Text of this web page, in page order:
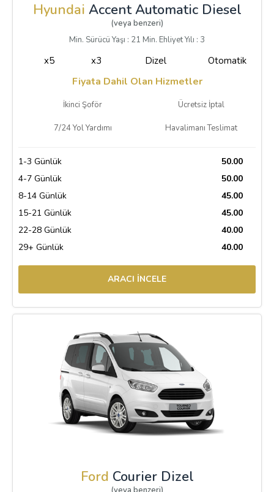
Hyundai Accent Automatic Diesel
(veya benzeri)
Min. Sürücü Yaşı : 21 Min. Ehliyet Yılı : 3
x5 x3 Dizel Otomatik
Fiyata Dahil Olan Hizmetler
İkinci Şoför Ücretsiz İptal
7/24 Yol Yardımı Havalimanı Teslimat
1-3 Günlük
50.00
4-7 Günlük
50.00
8-14 Günlük
45.00
15-21 Günlük
45.00
22-28 Günlük
40.00
29+ Günlük
40.00
ARACI İNCELE
Ford Courier Dizel